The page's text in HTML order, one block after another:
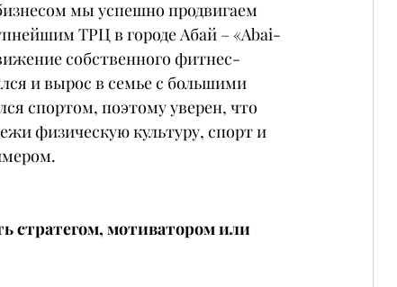
мы успешно продвигаем
ТРЦ в городе Абай – «Abai-
собственного фитнес-
и вырос в семье с большими
спортом, поэтому уверен, что
физическую культуру, спорт и
стратегом, мотиватором или